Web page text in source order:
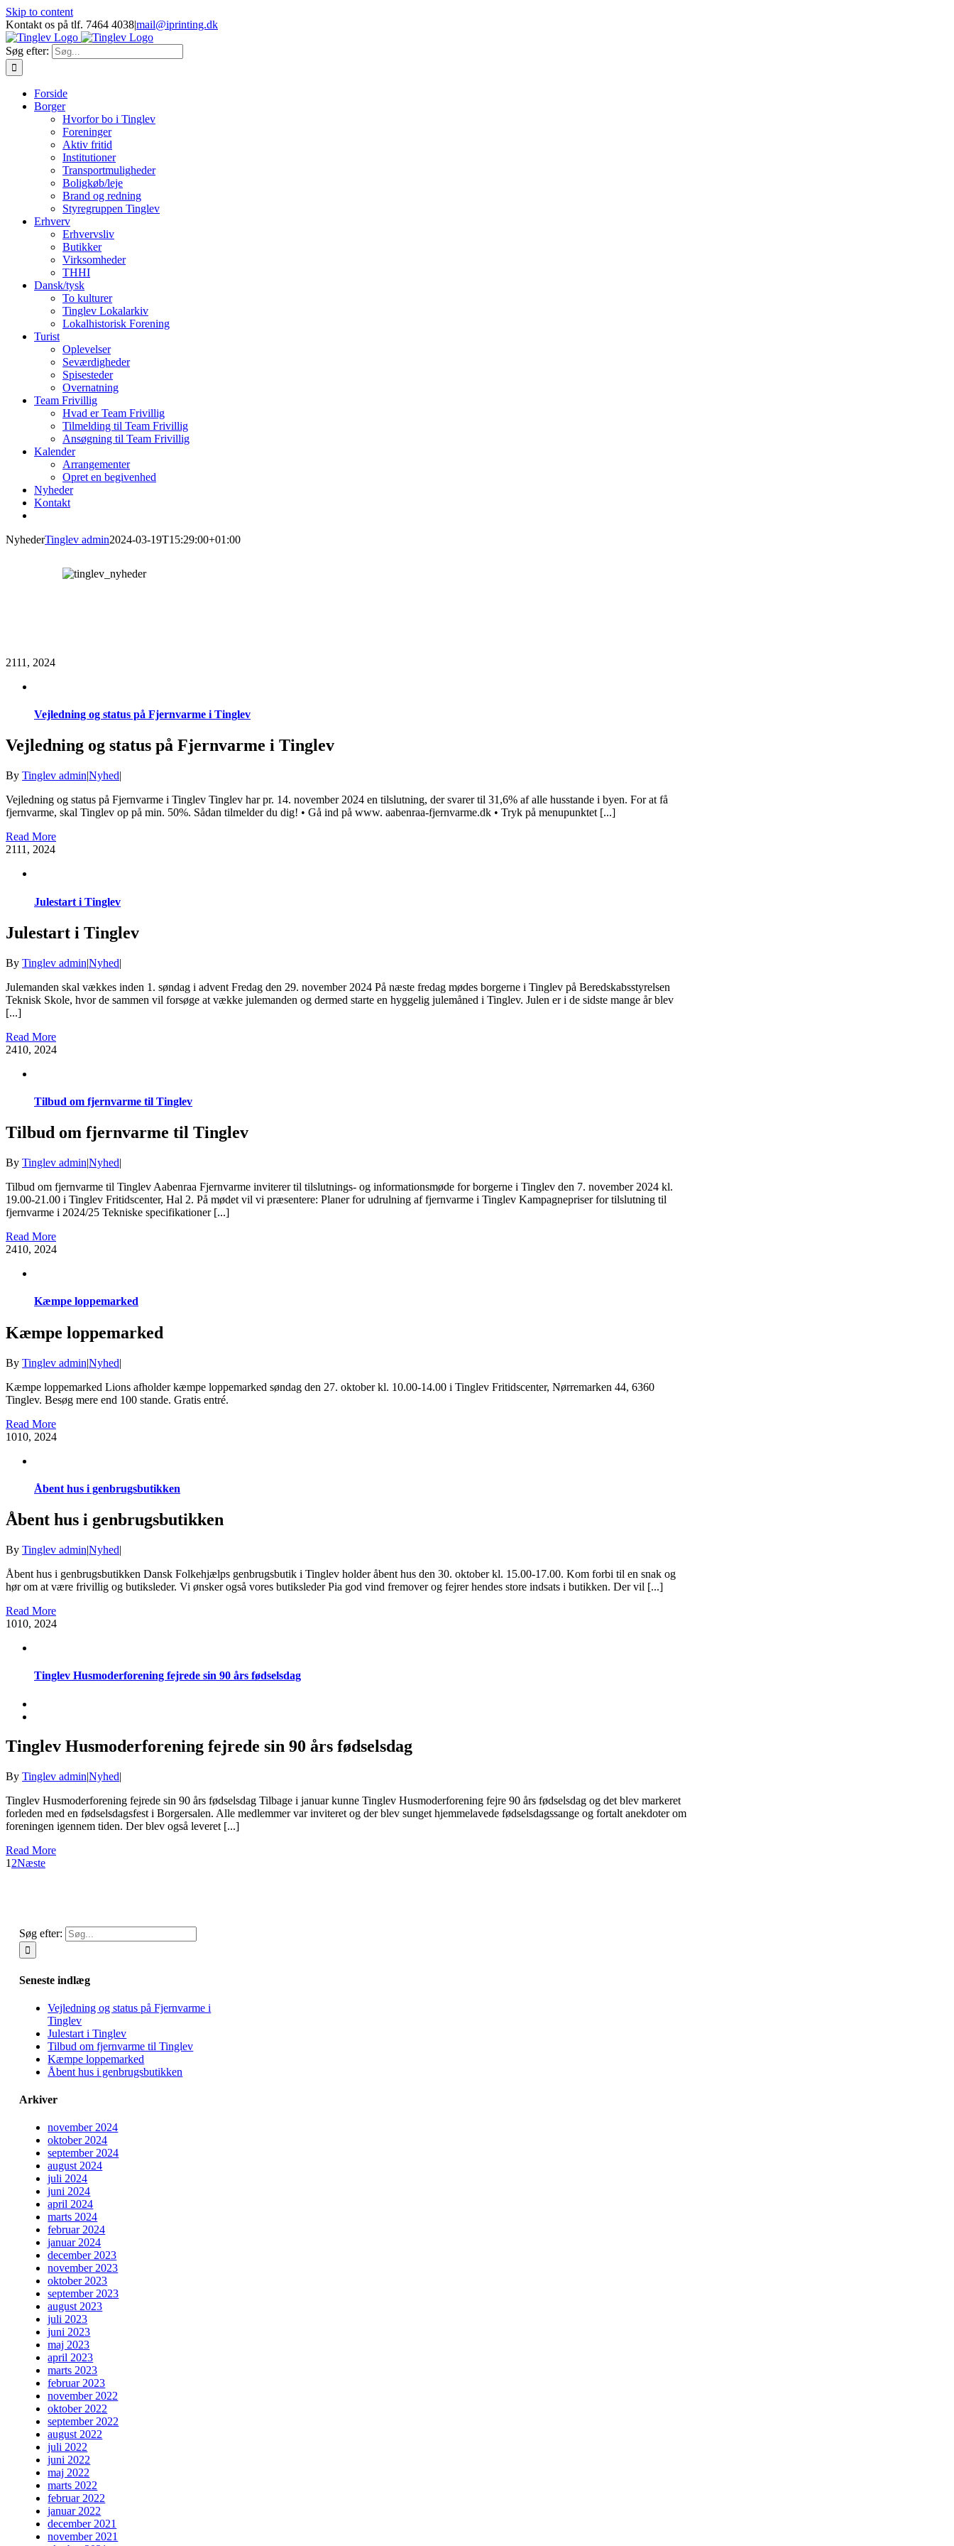
Skip to content
Kontakt os på tlf. 7464 4038|mail@iprinting.dk
Søg efter:
Forside
Borger
Hvorfor bo i Tinglev
Foreninger
Aktiv fritid
Institutioner
Transportmuligheder
Boligkøb/leje
Brand og redning
Styregruppen Tinglev
Erhverv
Erhvervsliv
Butikker
Virksomheder
THHI
Dansk/tysk
To kulturer
Tinglev Lokalarkiv
Lokalhistorisk Forening
Turist
Oplevelser
Seværdigheder
Spisesteder
Overnatning
Team Frivillig
Hvad er Team Frivillig
Tilmelding til Team Frivillig
Ansøgning til Team Frivillig
Kalender
Arrangementer
Opret en begivenhed
Nyheder
Kontakt
NyhederTinglev admin2024-03-19T15:29:00+01:00
2111, 2024
Vejledning og status på Fjernvarme i Tinglev
Vejledning og status på Fjernvarme i Tinglev
By Tinglev admin|Nyhed|
Vejledning og status på Fjernvarme i Tinglev Tinglev har pr. 14. november 2024 en tilslutning, der svarer til 31,6% af alle husstande i byen. For at få
fjernvarme, skal Tinglev op på min. 50%. Sådan tilmelder du dig! • Gå ind på www. aabenraa-fjernvarme.dk • Tryk på menupunktet [...]
Read More
2111, 2024
Julestart i Tinglev
Julestart i Tinglev
By Tinglev admin|Nyhed|
Julemanden skal vækkes inden 1. søndag i advent Fredag den 29. november 2024 På næste fredag mødes borgerne i Tinglev på Beredskabsstyrelsen
Teknisk Skole, hvor de sammen vil forsøge at vække julemanden og dermed starte en hyggelig julemåned i Tinglev. Julen er i de sidste mange år blev
[...]
Read More
2410, 2024
Tilbud om fjernvarme til Tinglev
Tilbud om fjernvarme til Tinglev
By Tinglev admin|Nyhed|
Tilbud om fjernvarme til Tinglev Aabenraa Fjernvarme inviterer til tilslutnings- og informationsmøde for borgerne i Tinglev den 7. november 2024 kl.
19.00-21.00 i Tinglev Fritidscenter, Hal 2. På mødet vil vi præsentere: Planer for udrulning af fjernvarme i Tinglev Kampagnepriser for tilslutning til
fjernvarme i 2024/25 Tekniske specifikationer [...]
Read More
2410, 2024
Kæmpe loppemarked
Kæmpe loppemarked
By Tinglev admin|Nyhed|
Kæmpe loppemarked Lions afholder kæmpe loppemarked søndag den 27. oktober kl. 10.00-14.00 i Tinglev Fritidscenter, Nørremarken 44, 6360
Tinglev. Besøg mere end 100 stande. Gratis entré.
Read More
1010, 2024
Åbent hus i genbrugsbutikken
Åbent hus i genbrugsbutikken
By Tinglev admin|Nyhed|
Åbent hus i genbrugsbutikken Dansk Folkehjælps genbrugsbutik i Tinglev holder åbent hus den 30. oktober kl. 15.00-17.00. Kom forbi til en snak og
hør om at være frivillig og butiksleder. Vi ønsker også vores butiksleder Pia god vind fremover og fejrer hendes store indsats i butikken. Der vil [...]
Read More
1010, 2024
Tinglev Husmoderforening fejrede sin 90 års fødselsdag
Tinglev Husmoderforening fejrede sin 90 års fødselsdag
By Tinglev admin|Nyhed|
Tinglev Husmoderforening fejrede sin 90 års fødselsdag Tilbage i januar kunne Tinglev Husmoderforening fejre 90 års fødselsdag og det blev markeret
forleden med en fødselsdagsfest i Borgersalen. Alle medlemmer var inviteret og der blev sunget hjemmelavede fødselsdagssange og fortalt anekdoter om
foreningen igennem tiden. Der blev også leveret [...]
Read More
1 2Næste
Søg efter:
Seneste indlæg
Vejledning og status på Fjernvarme i
Tinglev
Julestart i Tinglev
Tilbud om fjernvarme til Tinglev
Kæmpe loppemarked
Åbent hus i genbrugsbutikken
Arkiver
november 2024
oktober 2024
september 2024
august 2024
juli 2024
juni 2024
april 2024
marts 2024
februar 2024
januar 2024
december 2023
november 2023
oktober 2023
september 2023
august 2023
juli 2023
juni 2023
maj 2023
april 2023
marts 2023
februar 2023
november 2022
oktober 2022
september 2022
august 2022
juli 2022
juni 2022
maj 2022
marts 2022
februar 2022
januar 2022
december 2021
november 2021